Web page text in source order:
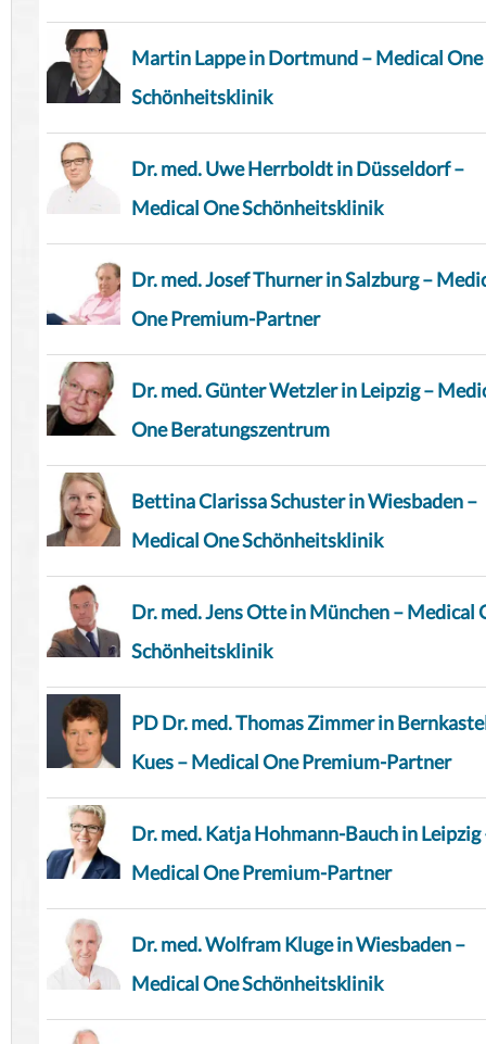
Martin Lappe in Dortmund – Medical One
Schönheitsklinik
Dr. med. Uwe Herrboldt in Düsseldorf –
Medical One Schönheitsklinik
Dr. med. Josef Thurner in Salzburg –
One Premium-Partner
Dr. med. Günter Wetzler in Leipzig –
One Beratungszentrum
Bettina Clarissa Schuster in Wiesbaden –
Medical One Schönheitsklinik
Dr. med. Jens Otte in München – Medical
Schönheitsklinik
PD Dr. med. Thomas Zimmer in
Kues – Medical One Premium-Partner
Dr. med. Katja Hohmann-Bauch in Leipzig
Medical One Premium-Partner
Dr. med. Wolfram Kluge in Wiesbaden –
Medical One Schönheitsklinik